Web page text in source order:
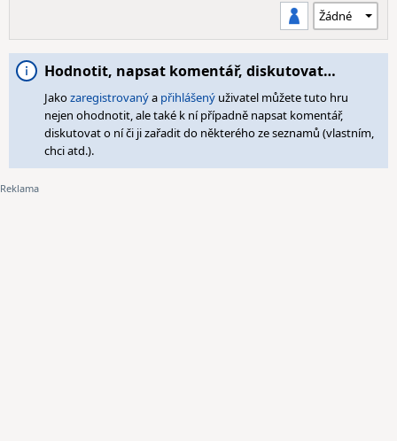
Hodnotit, napsat komentář, diskutovat…
Jakozaregistrovanýa přihlášený uživatel můžete tuto hru
nejen ohodnotit, ale také k ní případně napsat komentář,
diskutovat o ní či ji zařadit do některého ze seznamů (vlastním,
chci atd.).